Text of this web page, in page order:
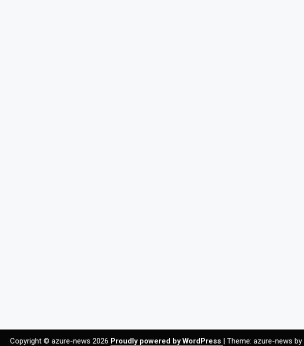
Copyright © azure-news 2026 Proudly powered by WordPress | Theme: azure-news by